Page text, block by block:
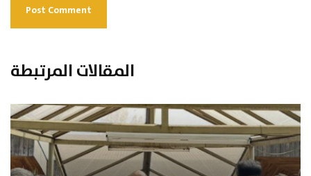
المقالات المرتبطة